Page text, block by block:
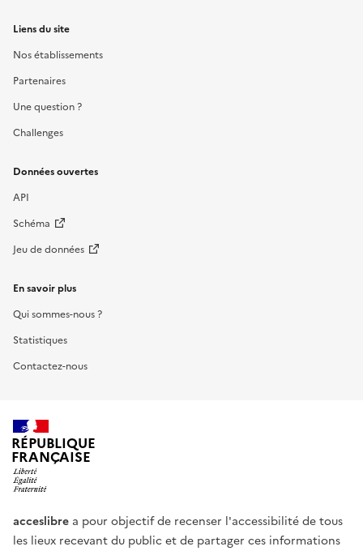
Liens du site
Nos établissements
Partenaires
Une question ?
Challenges
Données ouvertes
API
Schéma
Jeu de données
En savoir plus
Qui sommes-nous ?
Statistiques
Contactez-nous
RÉPUBLIQUE
FRANÇAISE
acceslibre a pour objectif de recenser l'accessibilité de tous
les lieux recevant du public et de partager ces informations